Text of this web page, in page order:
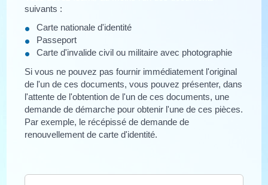
suivants :
Carte nationale d'identité
Passeport
Carte d'invalide civil ou militaire avec photographie
Si vous ne pouvez pas fournir immédiatement l'original
de l'un de ces documents, vous pouvez présenter, dans
l'attente de l'obtention de l'un de ces documents, une
demande de démarche pour obtenir l'une de ces pièces.
Par exemple, le récépissé de demande de
renouvellement de carte d'identité.